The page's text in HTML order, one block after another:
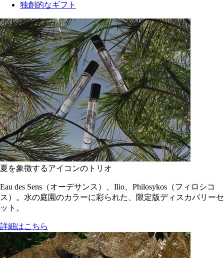
独創的なギフト
夏を象徴するアイコンのトリオ
Eau des Sens（オーデサンス）、Ilio、Philosykos（フィロシコ
ス）。水の庭園のカラーに彩られた、限定版ディスカバリーセ
ット。
詳細はこちら